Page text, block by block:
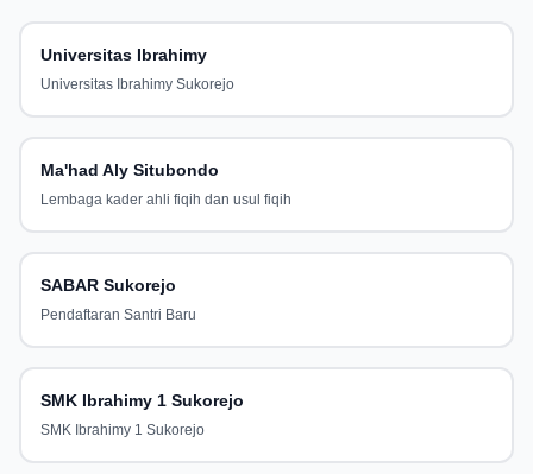
Universitas Ibrahimy
Universitas Ibrahimy Sukorejo
Ma'had Aly Situbondo
Lembaga kader ahli fiqih dan usul fiqih
SABAR Sukorejo
Pendaftaran Santri Baru
SMK Ibrahimy 1 Sukorejo
SMK Ibrahimy 1 Sukorejo